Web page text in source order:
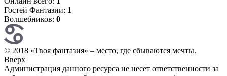
Гостей Фантазии: 1
Волшебников: 0
© 2018 «Твоя фантазия» – место, где сбываются мечты.
Вверх
Администрация данного ресурса не несет ответственности за